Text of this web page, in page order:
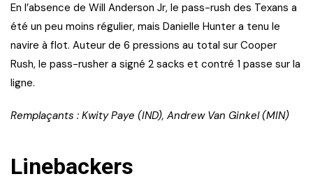
En l’absence de Will Anderson Jr, le pass-rush des Texans a
été un peu moins régulier, mais Danielle Hunter a tenu le
navire à flot. Auteur de 6 pressions au total sur Cooper
Rush, le pass-rusher a signé 2 sacks et contré 1 passe sur la
ligne.
Remplaçants : Kwity Paye (IND), Andrew Van Ginkel (MIN)
Linebackers